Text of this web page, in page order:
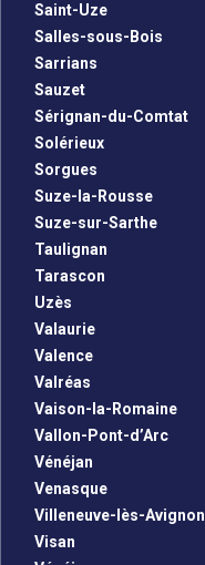
Saint-Uze
Salles-sous-Bois
Sarrians
Sauzet
Sérignan-du-Comtat
Solérieux
Sorgues
Suze-la-Rousse
Suze-sur-Sarthe
Taulignan
Tarascon
Uzès
Valaurie
Valence
Valréas
Vaison-la-Romaine
Vallon-Pont-d’Arc
Vénéjan
Venasque
Villeneuve-lès-Avignon
Visan